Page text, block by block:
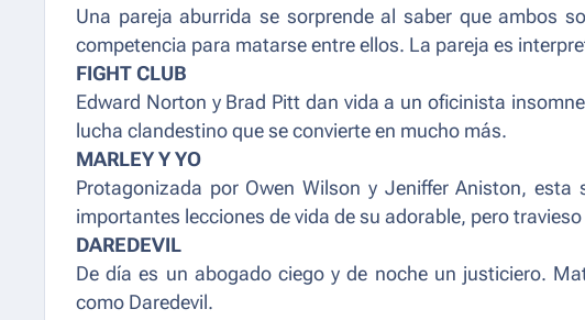
Una pareja aburrida se sorprende al saber que ambos
competencia para matarse entre ellos. La pareja es
FIGHT CLUB
Edward Norton y Brad Pitt dan vida a un oficinista
lucha clandestino que se convierte en mucho más.
MARLEY Y YO
Protagonizada por Owen Wilson y Jeniffer Aniston,
importantes lecciones de vida de su adorable, pero
DAREDEVIL
De día es un abogado ciego y de noche un justiciero.
como Daredevil.